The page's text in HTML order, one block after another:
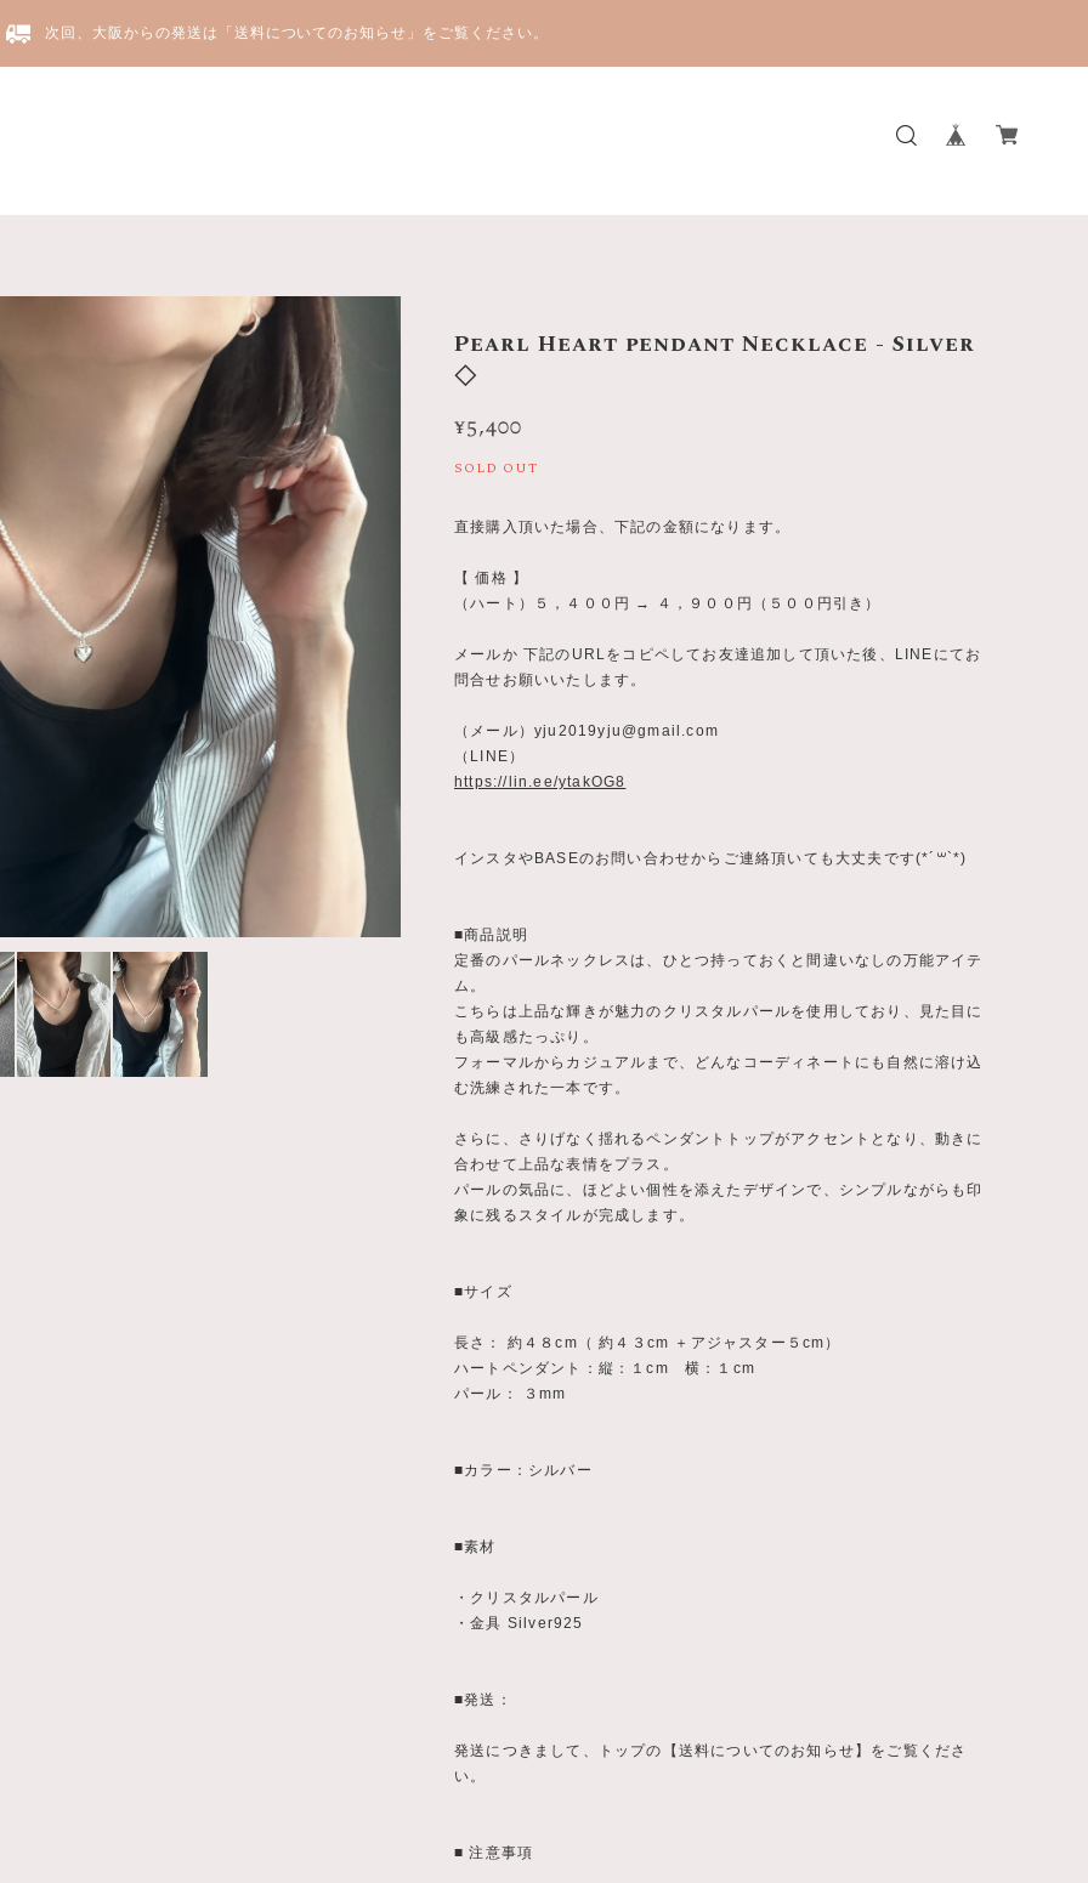
次回、大阪からの発送は「送料についてのお知らせ」をご覧ください。
Pearl Heart pendant Necklace - Silver
◇
¥5,400
SOLD OUT
直接購入頂いた場合、下記の金額になります。
【 価格 】
（ハート）５，４００円 → ４，９００円（５００円引き）
メールか 下記のURLをコピペしてお友達追加して頂いた後、LINEにてお
問合せお願いいたします。
（メール） yju2019yju@gmail.com
（LINE）
https://lin.ee/ytakOG8
インスタやBASEのお問い合わせからご連絡頂いても大丈夫です(*´꒳`*)
■商品説明
定番のパールネックレスは、ひとつ持っておくと間違いなしの万能アイテ
ム。
こちらは上品な輝きが魅力のクリスタルパールを使用しており、見た目に
も高級感たっぷり。
フォーマルからカジュアルまで、どんなコーディネートにも自然に溶け込
む洗練された一本です。
さらに、さりげなく揺れるペンダントトップがアクセントとなり、動きに
合わせて上品な表情をプラス。
パールの気品に、ほどよい個性を添えたデザインで、シンプルながらも印
象に残るスタイルが完成します。
■サイズ
長さ： 約４８cm（ 約４３cm ＋アジャスター５cm）
ハートペンダント：縦：１cm 横：１cm
パール： ３mm
■カラー：シルバー
■素材
・クリスタルパール
・金具 Silver925
■発送：
発送につきまして、トップの【送料についてのお知らせ】をご覧くださ
い。
■ 注意事項